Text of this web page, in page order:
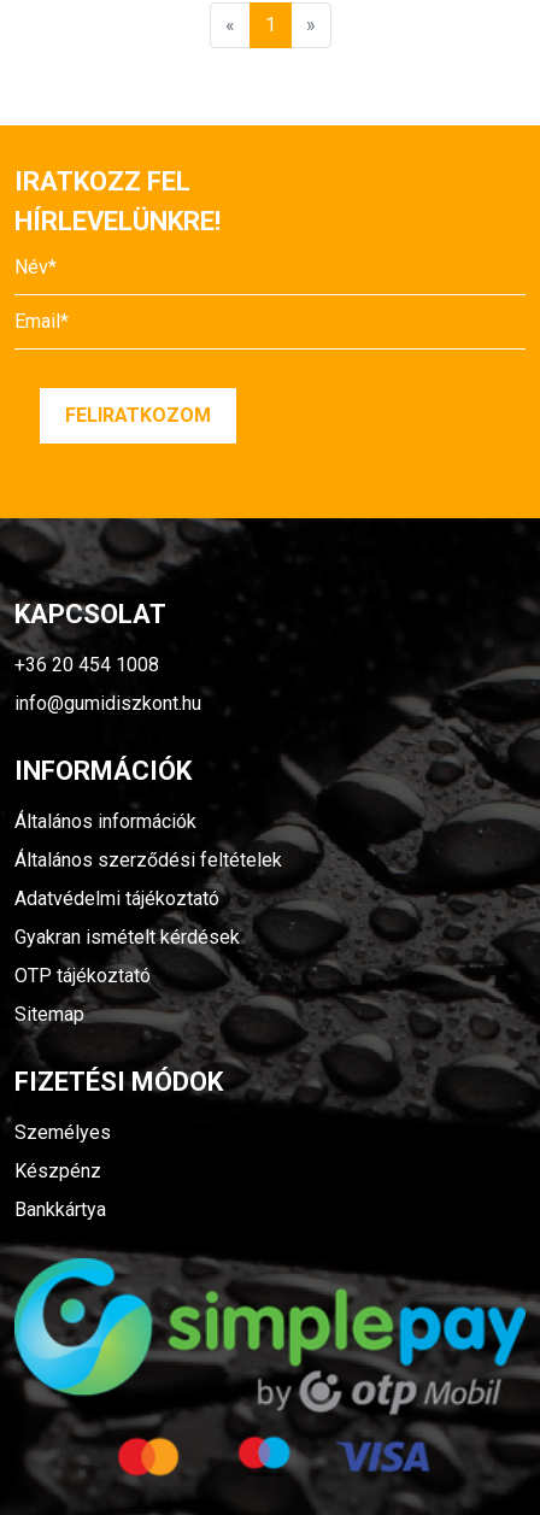
« 1 »
IRATKOZZ FEL
HÍRLEVELÜNKRE!
KAPCSOLAT
+36 20 454 1008
info@gumidiszkont.hu
INFORMÁCIÓK
Általános információk
Általános szerződési feltételek
Adatvédelmi tájékoztató
Gyakran ismételt kérdések
OTP tájékoztató
Sitemap
FIZETÉSI MÓDOK
Személyes
Készpénz
Bankkártya